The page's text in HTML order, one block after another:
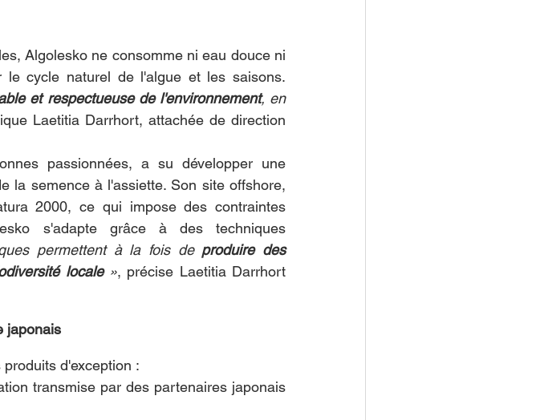
Algolesko ne consomme ni eau douce ni
et respectueuse de l'environnement, en
Laetitia Darrhort, attachée de direction
passionnées, a su développer une
la semence à l'assiette. Son site offshore,
2000, ce qui impose des contraintes
s'adapte grâce à des techniques
permettent à la fois de produire des
locale », précise Laetitia Darrhort
japonais
d'exception :
transmise par des partenaires japonais